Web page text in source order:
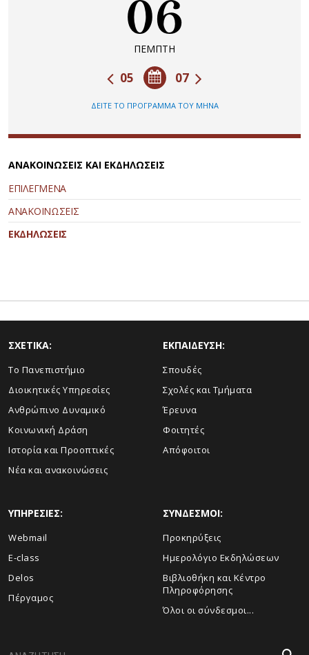
06
ΠΕΜΠΤΗ
07
05
ΔΕΙΤΕ ΤΟ ΠΡΟΓΡΑΜΜΑ ΤΟΥ ΜΗΝΑ
ΑΝΑΚΟΙΝΩΣΕΙΣ ΚΑΙ ΕΚΔΗΛΩΣΕΙΣ
ΕΠΙΛΕΓΜΕΝΑ
ΑΝΑΚΟΙΝΩΣΕΙΣ
ΕΚΔΗΛΩΣΕΙΣ
ΣΧΕΤΙΚΑ:
Το Πανεπιστήμιο
Διοικητικές Υπηρεσίες
Ανθρώπινο Δυναμικό
Κοινωνική Δράση
Ιστορία και Προοπτικές
Νέα και ανακοινώσεις
ΕΚΠΑΙΔΕΥΣΗ:
Σπουδές
Σχολές και Τμήματα
Έρευνα
Φοιτητές
Απόφοιτοι
ΥΠΗΡΕΣΙΕΣ:
Webmail
E-class
Delos
Πέργαμος
ΣΥΝΔΕΣΜΟΙ:
Προκηρύξεις
Ημερολόγιο Εκδηλώσεων
Βιβλιοθήκη και Κέντρο
Πληροφόρησης
Όλοι οι σύνδεσμοι...